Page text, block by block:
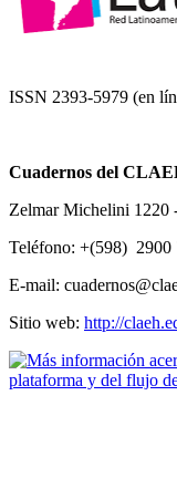
ISSN 2393-5979 (en
Cuadernos del
Zelmar Michelini 1220
Teléfono: +(598) 2900
E-mail:
Sitio web: http://